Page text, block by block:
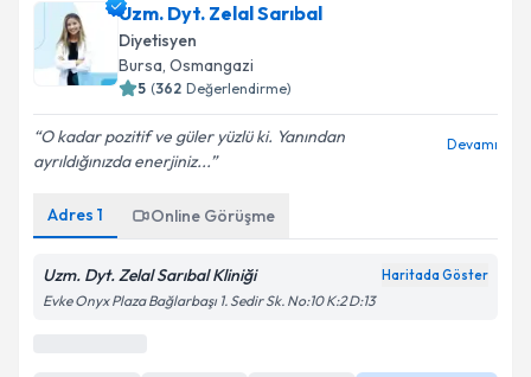
Uzm. Dyt. Zelal Sarıbal
Diyetisyen
Bursa, Osmangazi
5 (362 Değerlendirme)
O kadar pozitif ve güler yüzlü ki. Yanından
ayrıldığınızda enerjiniz...
Devamı
Adres 1 Online Görüşme
Uzm. Dyt. Zelal Sarıbal Kliniği Haritada Göster
Evke Onyx Plaza Bağlarbaşı 1. Sedir Sk. No:10 K:2 D:13